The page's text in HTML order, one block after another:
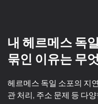
내 헤르메스 독
묶인 이유는 무
헤르메스 독일 소포의 지
관 처리, 주소 문제 등 다